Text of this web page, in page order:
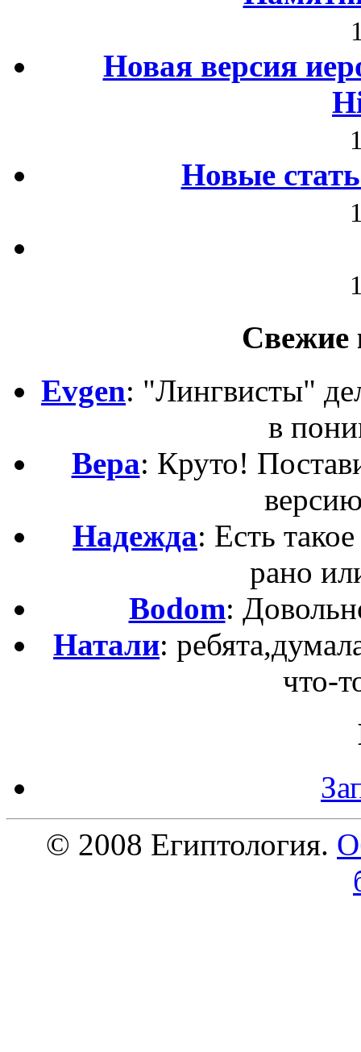
Новая версия
Новые
Свежие
Evgen: "Лингвисты"
в
Вера: Круто!
Надежда: Есть
рано
Bodom:
Натали:
что-
© 2008 Египтология.